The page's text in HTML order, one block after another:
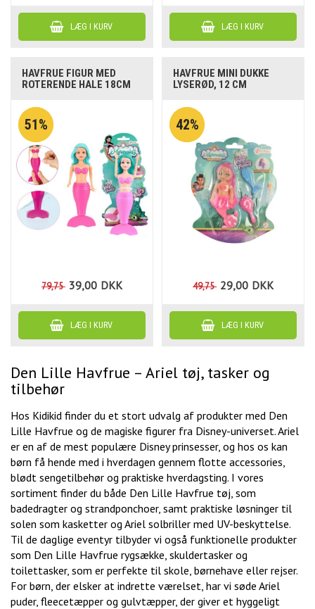
HAVFRUE FIGUR MED
ROTERENDE HALE 18CM
51%
79,75 39,00 DKK
HAVFRUE MINI DUKKE
LYSERØD, 12 CM
42%
49,75 29,00 DKK
Den Lille Havfrue – Ariel tøj, tasker og
tilbehør
Hos Kidikid finder du et stort udvalg af produkter med Den
Lille Havfrue og de magiske figurer fra Disney-universet. Ariel
er en af de mest populære Disney prinsesser, og hos os kan
børn få hende med i hverdagen gennem flotte accessories,
blødt sengetilbehør og praktiske hverdagsting. I vores
sortiment finder du både Den Lille Havfrue tøj, som
badedragter og strandponchoer, samt praktiske løsninger til
solen som kasketter og Ariel solbriller med UV-beskyttelse.
Til de daglige eventyr tilbyder vi også funktionelle produkter
som Den Lille Havfrue rygsække, skuldertasker og
toilettasker, som er perfekte til skole, børnehave eller rejser.
For børn, der elsker at indrette værelset, har vi søde Ariel
puder, fleecetæpper og gulvtæpper, der giver et hyggeligt